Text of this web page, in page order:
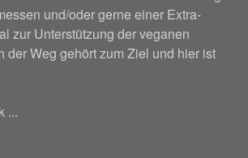
und/oder gerne einer Extra-
zur Unterstützung der veganen
der Weg gehört zum Ziel und hier ist
...